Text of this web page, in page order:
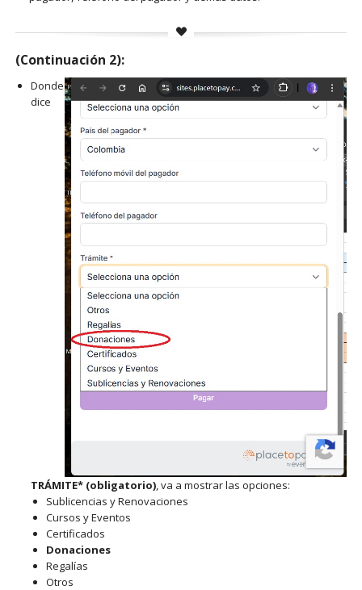
(Continuación 2):
Donde
dice
TRÁMITE* (obligatorio), va a mostrar las opciones:
Sublicencias y Renovaciones
Cursos y Eventos
Certificados
Donaciones
Regalías
Otros